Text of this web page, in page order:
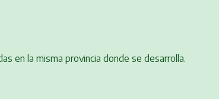
en la misma provincia donde se desarrolla.